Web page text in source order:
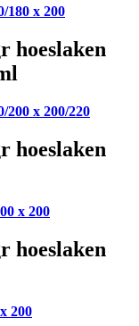
180 x 200
hoeslaken
200 x 200/220
hoeslaken
x 200
hoeslaken
200